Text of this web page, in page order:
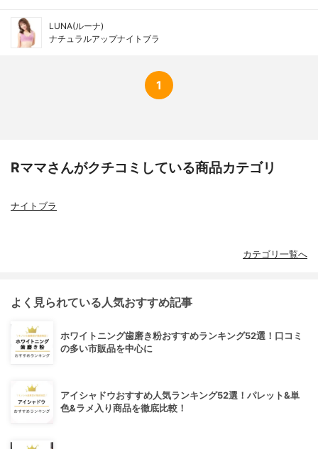
LUNA(ルーナ)
ナチュラルアップナイトブラ
1
Rママさんがクチコミしている商品カテゴリ
ナイトブラ
カテゴリ一覧へ
よく見られている人気おすすめ記事
ホワイトニング歯磨き粉おすすめランキング52選！口コミ
の多い市販品を中心に
アイシャドウおすすめ人気ランキング52選！パレット&単
色&ラメ入り商品を徹底比較！